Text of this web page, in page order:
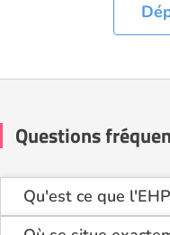
Questions
Qu'est ce que
L'EHPAD Villa